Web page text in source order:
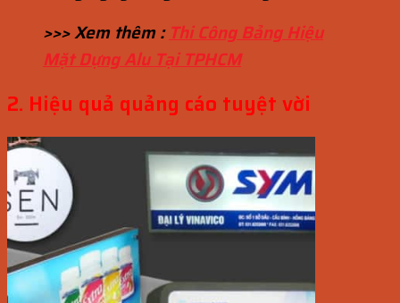
>>> Xem thêm : Thi Công Bảng Hiệu
Mặt Dựng Alu Tại TPHCM
2. Hiệu quả quảng cáo tuyệt vời